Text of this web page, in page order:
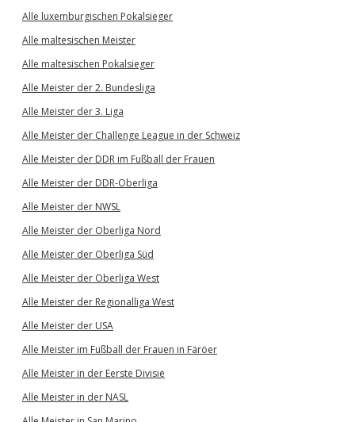
Alle luxemburgischen Pokalsieger
Alle maltesischen Meister
Alle maltesischen Pokalsieger
Alle Meister der 2. Bundesliga
Alle Meister der 3. Liga
Alle Meister der Challenge League in der Schweiz
Alle Meister der DDR im Fußball der Frauen
Alle Meister der DDR-Oberliga
Alle Meister der NWSL
Alle Meister der Oberliga Nord
Alle Meister der Oberliga Süd
Alle Meister der Oberliga West
Alle Meister der Regionalliga West
Alle Meister der USA
Alle Meister im Fußball der Frauen in Färöer
Alle Meister in der Eerste Divisie
Alle Meister in der NASL